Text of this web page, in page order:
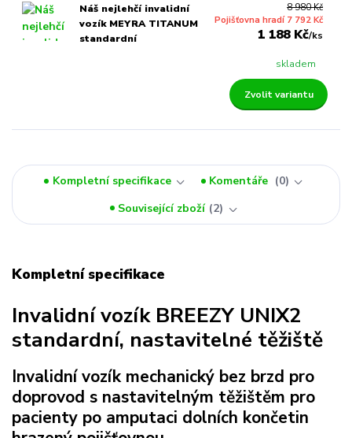
Náš nejlehčí invalidní
vozík MEYRA TITANUM
standardní
8 980 Kč
Pojišťovna hradí 7 792 Kč
1 188 Kč/ks
skladem
Zvolit variantu
Kompletní specifikace Komentáře
0
Související zboží 2
Kompletní specifikace
Invalidní vozík BREEZY UNIX2
standardní, nastavitelné těžiště
Invalidní vozík mechanický bez brzd pro
doprovod s nastavitelným těžištěm pro
pacienty po amputaci dolních končetin